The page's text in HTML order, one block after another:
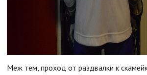
Меж тем, проход от раздвалки к